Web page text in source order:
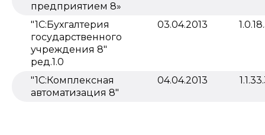
предприятием 8»
"1С:Бухгалтерия
государственного
учреждения 8"
ред.1.0
03.04.2013
"1С:Комплексная
автоматизация 8"
04.04.2013